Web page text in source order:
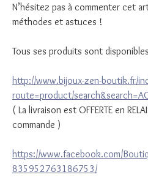
N’hésitez pas à commenter cet
méthodes et astuces !
Tous ses produits sont
http://www.bijoux-zen-boutik.fr/
route=product/
( La livraison est OFFERTE en
commande )
https://www.facebook.com/
835952763186753/